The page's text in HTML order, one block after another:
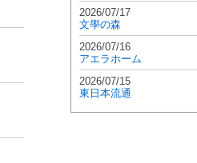
2026/07/17
文學の森
2026/07/16
アエラホーム
2026/07/15
東日本流通